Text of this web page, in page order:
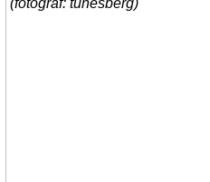
(fotograf: tunesberg)